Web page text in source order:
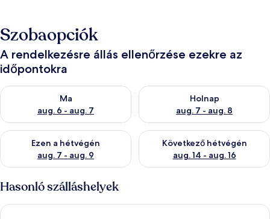
Szobaopciók
A rendelkezésre állás ellenőrzése ezekre az
időpontokra
Ma
aug. 6 - aug. 7
A ma esti rendelkezésre állás ellenőrzése: aug. 6 - aug. 7
Holnap
aug. 7 - aug. 8
A holnapi rendelkezésre állás
Ezen a hétvégén
aug. 7 - aug. 9
A mostani hétvégi rendelkezésre állás ellenőrzése: aug. 7 -
Következő hétvégén
aug. 14 - aug. 16
A következő hétvégi
Hasonló szálláshelyek
Hotel Kalma